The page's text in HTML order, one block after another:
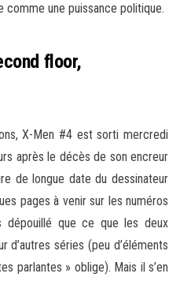
une puissance politique.
floor,
X-Men #4 est sorti mercredi
après le décès de son encreur
de longue date du dessinateur
pages à venir sur les numéros
dépouillé que ce que les deux
d’autres séries (peu d’éléments
parlantes » oblige). Mais il s’en